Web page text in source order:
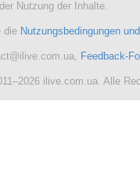
Nutzung der Inhalte.
die Nutzungsbedingungen
Feedback-
ilive.com.ua. Alle